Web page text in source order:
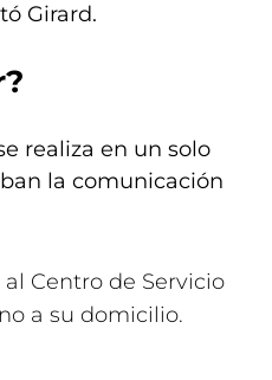
Girard.
realiza en un solo
la comunicación
Centro de Servicio
a su domicilio.